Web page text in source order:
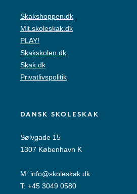
Skakshoppen.dk
Mit.skoleskak.dk
PLAY!
Skakskolen.dk
Skak.dk
Privatlivspolitik
DANSK SKOLESKAK
Sølvgade 15
1307 København K
M: info@skoleskak.dk
T: +45 3049 0580